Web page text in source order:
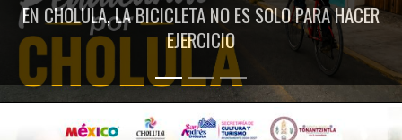
EN CHOLULA, LA BICICLETA NO ES SOLO PARA HACER
EJERCICIO